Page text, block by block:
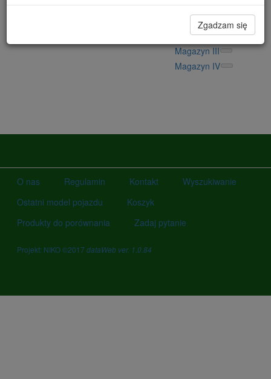
Zgadzam się
Filia Lublin 0
Magazyn II
Magazyn V
Magazyn III
Magazyn IV
O nas Regulamin Kontakt
Wyszukiwanie
Ostatni model pojazdu
Koszyk
Produkty do porównania
Zadaj pytanie
Projekt: NIKO ©2017 dataWeb ver. 1.0.84